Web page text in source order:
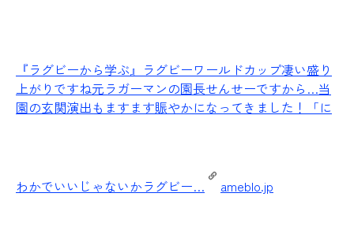
『ラグビーから学ぶ』 ラグビーワールドカップ凄い盛り
上がりですね元ラガーマンの園長せんせーですから…当
園の玄関演出もますます賑やかになってきました！「に
わかでいいじゃないかラグビー… ameblo.jp